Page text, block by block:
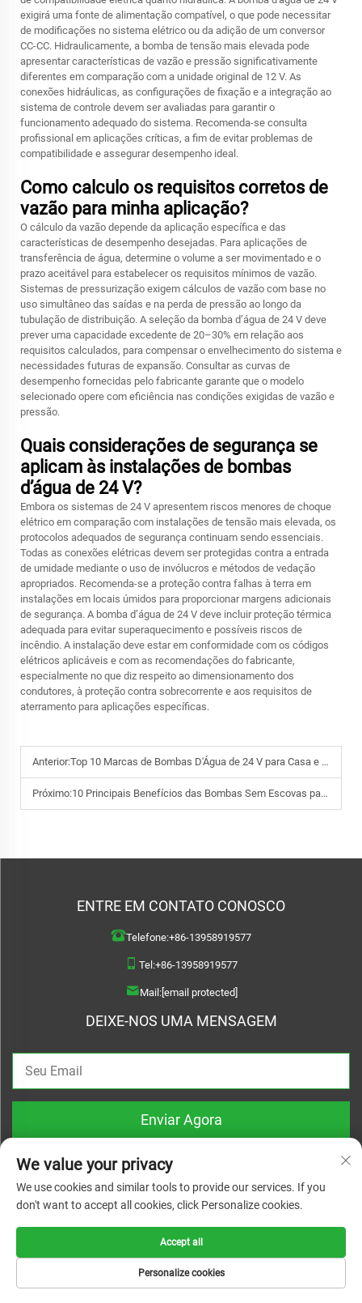
exigirá uma fonte de alimentação compatível, o que pode necessitar
de modificações no sistema elétrico ou da adição de um conversor
CC-CC. Hidraulicamente, a bomba de tensão mais elevada pode
apresentar características de vazão e pressão significativamente
diferentes em comparação com a unidade original de 12 V. As
conexões hidráulicas, as configurações de fixação e a integração ao
sistema de controle devem ser avaliadas para garantir o
funcionamento adequado do sistema. Recomenda-se consulta
profissional em aplicações críticas, a fim de evitar problemas de
compatibilidade e assegurar desempenho ideal.
Como calculo os requisitos corretos de
vazão para minha aplicação?
O cálculo da vazão depende da aplicação específica e das
características de desempenho desejadas. Para aplicações de
transferência de água, determine o volume a ser movimentado e o
prazo aceitável para estabelecer os requisitos mínimos de vazão.
Sistemas de pressurização exigem cálculos de vazão com base no
uso simultâneo das saídas e na perda de pressão ao longo da
tubulação de distribuição. A seleção da bomba d’água de 24 V deve
prever uma capacidade excedente de 20–30% em relação aos
requisitos calculados, para compensar o envelhecimento do sistema e
necessidades futuras de expansão. Consultar as curvas de
desempenho fornecidas pelo fabricante garante que o modelo
selecionado opere com eficiência nas condições exigidas de vazão e
pressão.
Quais considerações de segurança se
aplicam às instalações de bombas
d’água de 24 V?
Embora os sistemas de 24 V apresentem riscos menores de choque
elétrico em comparação com instalações de tensão mais elevada, os
protocolos adequados de segurança continuam sendo essenciais.
Todas as conexões elétricas devem ser protegidas contra a entrada
de umidade mediante o uso de invólucros e métodos de vedação
apropriados. Recomenda-se a proteção contra falhas à terra em
instalações em locais úmidos para proporcionar margens adicionais
de segurança. A bomba d’água de 24 V deve incluir proteção térmica
adequada para evitar superaquecimento e possíveis riscos de
incêndio. A instalação deve estar em conformidade com os códigos
elétricos aplicáveis e com as recomendações do fabricante,
especialmente no que diz respeito ao dimensionamento dos
condutores, à proteção contra sobrecorrente e aos requisitos de
aterramento para aplicações específicas.
Anterior:Top 10 Marcas de Bombas D'Água de 24 V para Casa e Jardim
Próximo:10 Principais Benefícios das Bombas Sem Escovas para Uso Industrial
ENTRE EM CONTATO CONOSCO
Telefone:+86-13958919577
Tel:+86-13958919577
Mail:[email protected]
DEIXE-NOS UMA MENSAGEM
Enviar Agora
Política de Privacidade
We value your privacy
We use cookies and similar tools to provide our services. If you
don't want to accept all cookies, click Personalize cookies.
Personalize cookies
Accept all